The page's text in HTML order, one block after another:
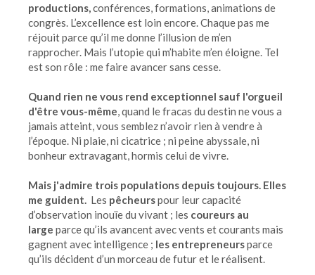
productions,conférences, formations, animations de
congrès. L’excellence est loin encore. Chaque pas me
réjouit parce qu’il me donne l’illusion de m’en
rapprocher. Mais l’utopie qui m’habite m’en éloigne. Tel
est son rôle : me faire avancer sans cesse.
Quand rien ne vous rend exceptionnel sauf l'orgueil
d'être vous-même, quand le fracas du destin ne vous a
jamais atteint, vous semblez n’avoir rien à vendre à
l’époque. Ni plaie, ni cicatrice ; ni peine abyssale, ni
bonheur extravagant, hormis celui de vivre.
Mais j'admire trois populations depuis toujours. Elles
me guident. Les pêcheurspour leur capacité
d’observation inouïe du vivant ; les coureurs au
large parce qu’ils avancent avec vents et courants mais
gagnent avec intelligence ; les entrepreneursparce
qu’ils décident d’un morceau de futur et le réalisent.